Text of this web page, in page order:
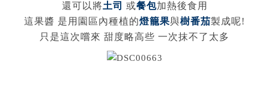
還可以將土司 或餐包加熱後食用
這果醬 是用園區內種植的燈籠果與樹番茄製成呢!
只是這次嚐來 甜度略高些 一次抹不了太多